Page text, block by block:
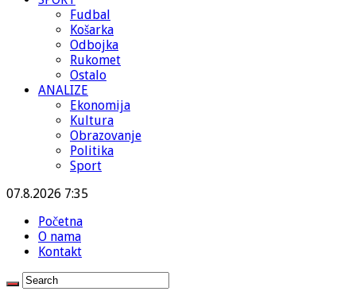
Fudbal
Košarka
Odbojka
Rukomet
Ostalo
ANALIZE
Ekonomija
Kultura
Obrazovanje
Politika
Sport
07.8.2026 7:35
Početna
O nama
Kontakt